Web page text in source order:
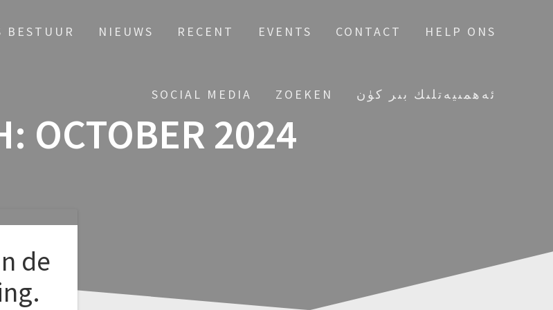
BESTUUR NIEUWS RECENT EVENTS CONTACT HELP ONS
SOCIAL MEDIA ZOEKEN ئەھمىيەتلىك بىر كۈن
OCTOBER 2024
de